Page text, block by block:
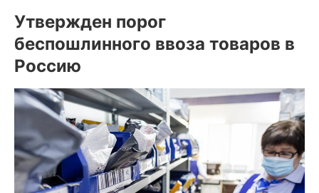
Утвержден порог
беспошлинного ввоза товаров в
Россию